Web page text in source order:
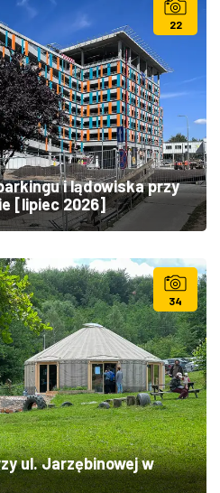
22
i lądowiska przy
[lipiec 2026]
34
ul. Jarzębinowej w